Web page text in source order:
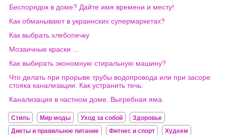
Беспорядок в доме? Дайте имя времени и месту!
Как обманывают в украинских супермаркетах?
Как выбрать хлебопечку
Мозаичные краски ...
Как выбирать экономную стиральную машину?
Что делать при прорыве трубы водопровода или при засоре
стояка канализации. Как устранить течь.
Канализация в частном доме. Выгребная яма.
Стиль Мир моды Уход за собой
Здоровье
Диеты и правильное питание
Фитнес и спорт
Худеем